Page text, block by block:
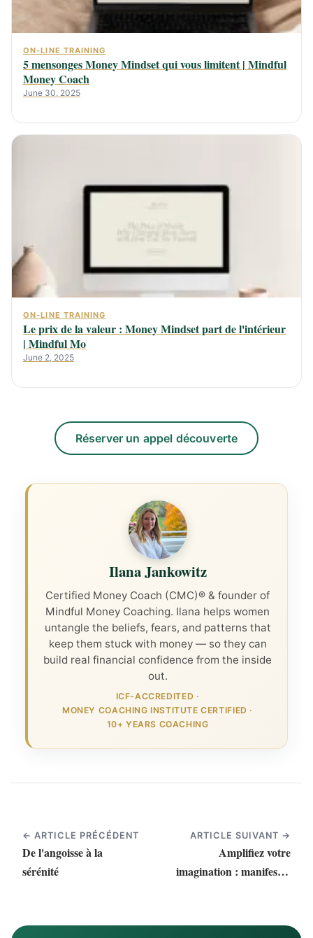
ON-LINE TRAINING
5 mensonges Money Mindset qui vous limitent | Mindful
Money Coach
June 30, 2025
ON-LINE TRAINING
Le prix de la valeur : Money Mindset part de l'intérieur
| Mindful Mo
June 2, 2025
Réserver un appel découverte
Ilana Jankowitz
Certified Money Coach (CMC)® & founder of
Mindful Money Coaching. Ilana helps women
untangle the beliefs, fears, and patterns that
keep them stuck with money — so they can
build real financial confidence from the inside
out.
ICF-ACCREDITED ·
MONEY COACHING INSTITUTE CERTIFIED ·
10+ YEARS COACHING
← ARTICLE PRÉCÉDENT
De l'angoisse à la
sérénité
ARTICLE SUIVANT →
Amplifiez votre
imagination : manifester